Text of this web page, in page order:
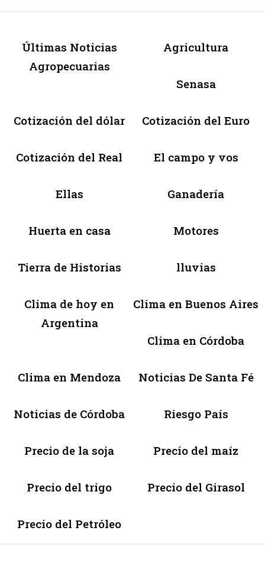
Últimas Noticias
Agropecuarias
Agricultura
Senasa
Cotización del dólar Cotización del Euro
Cotización del Real El campo y vos
Ellas Ganadería
Huerta en casa Motores
Tierra de Historias lluvias
Clima de hoy en
Argentina
Clima en Buenos Aires
Clima en Córdoba
Clima en Mendoza Noticias De Santa Fé
Noticias de Córdoba Riesgo País
Precio de la soja Precio del maíz
Precio del trigo Precio del Girasol
Precio del Petróleo